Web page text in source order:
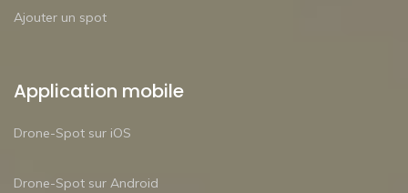
Ajouter un spot
Application mobile
Drone-Spot sur iOS
Drone-Spot sur Android